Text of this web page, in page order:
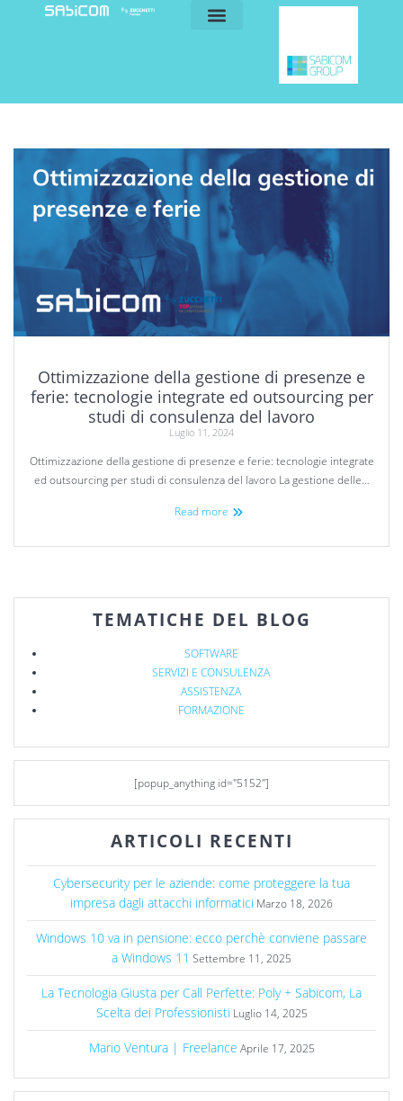
Ottimizzazione della gestione di presenze e
ferie: tecnologie integrate ed outsourcing per
studi di consulenza del lavoro
Luglio 11, 2024
Ottimizzazione della gestione di presenze e ferie: tecnologie integrate
ed outsourcing per studi di consulenza del lavoro La gestione delle…
Read more
TEMATICHE DEL BLOG
SOFTWARE
SERVIZI E CONSULENZA
ASSISTENZA
FORMAZIONE
[popup_anything id="5152"]
ARTICOLI RECENTI
Cybersecurity per le aziende: come proteggere la tua
impresa dagli attacchi informatici Marzo 18, 2026
Windows 10 va in pensione: ecco perchè conviene passare
a Windows 11 Settembre 11, 2025
La Tecnologia Giusta per Call Perfette: Poly + Sabicom, La
Scelta dei Professionisti Luglio 14, 2025
Mario Ventura | Freelance Aprile 17, 2025